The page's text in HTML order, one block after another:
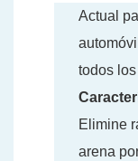
Actual
todos
Elimine
arena